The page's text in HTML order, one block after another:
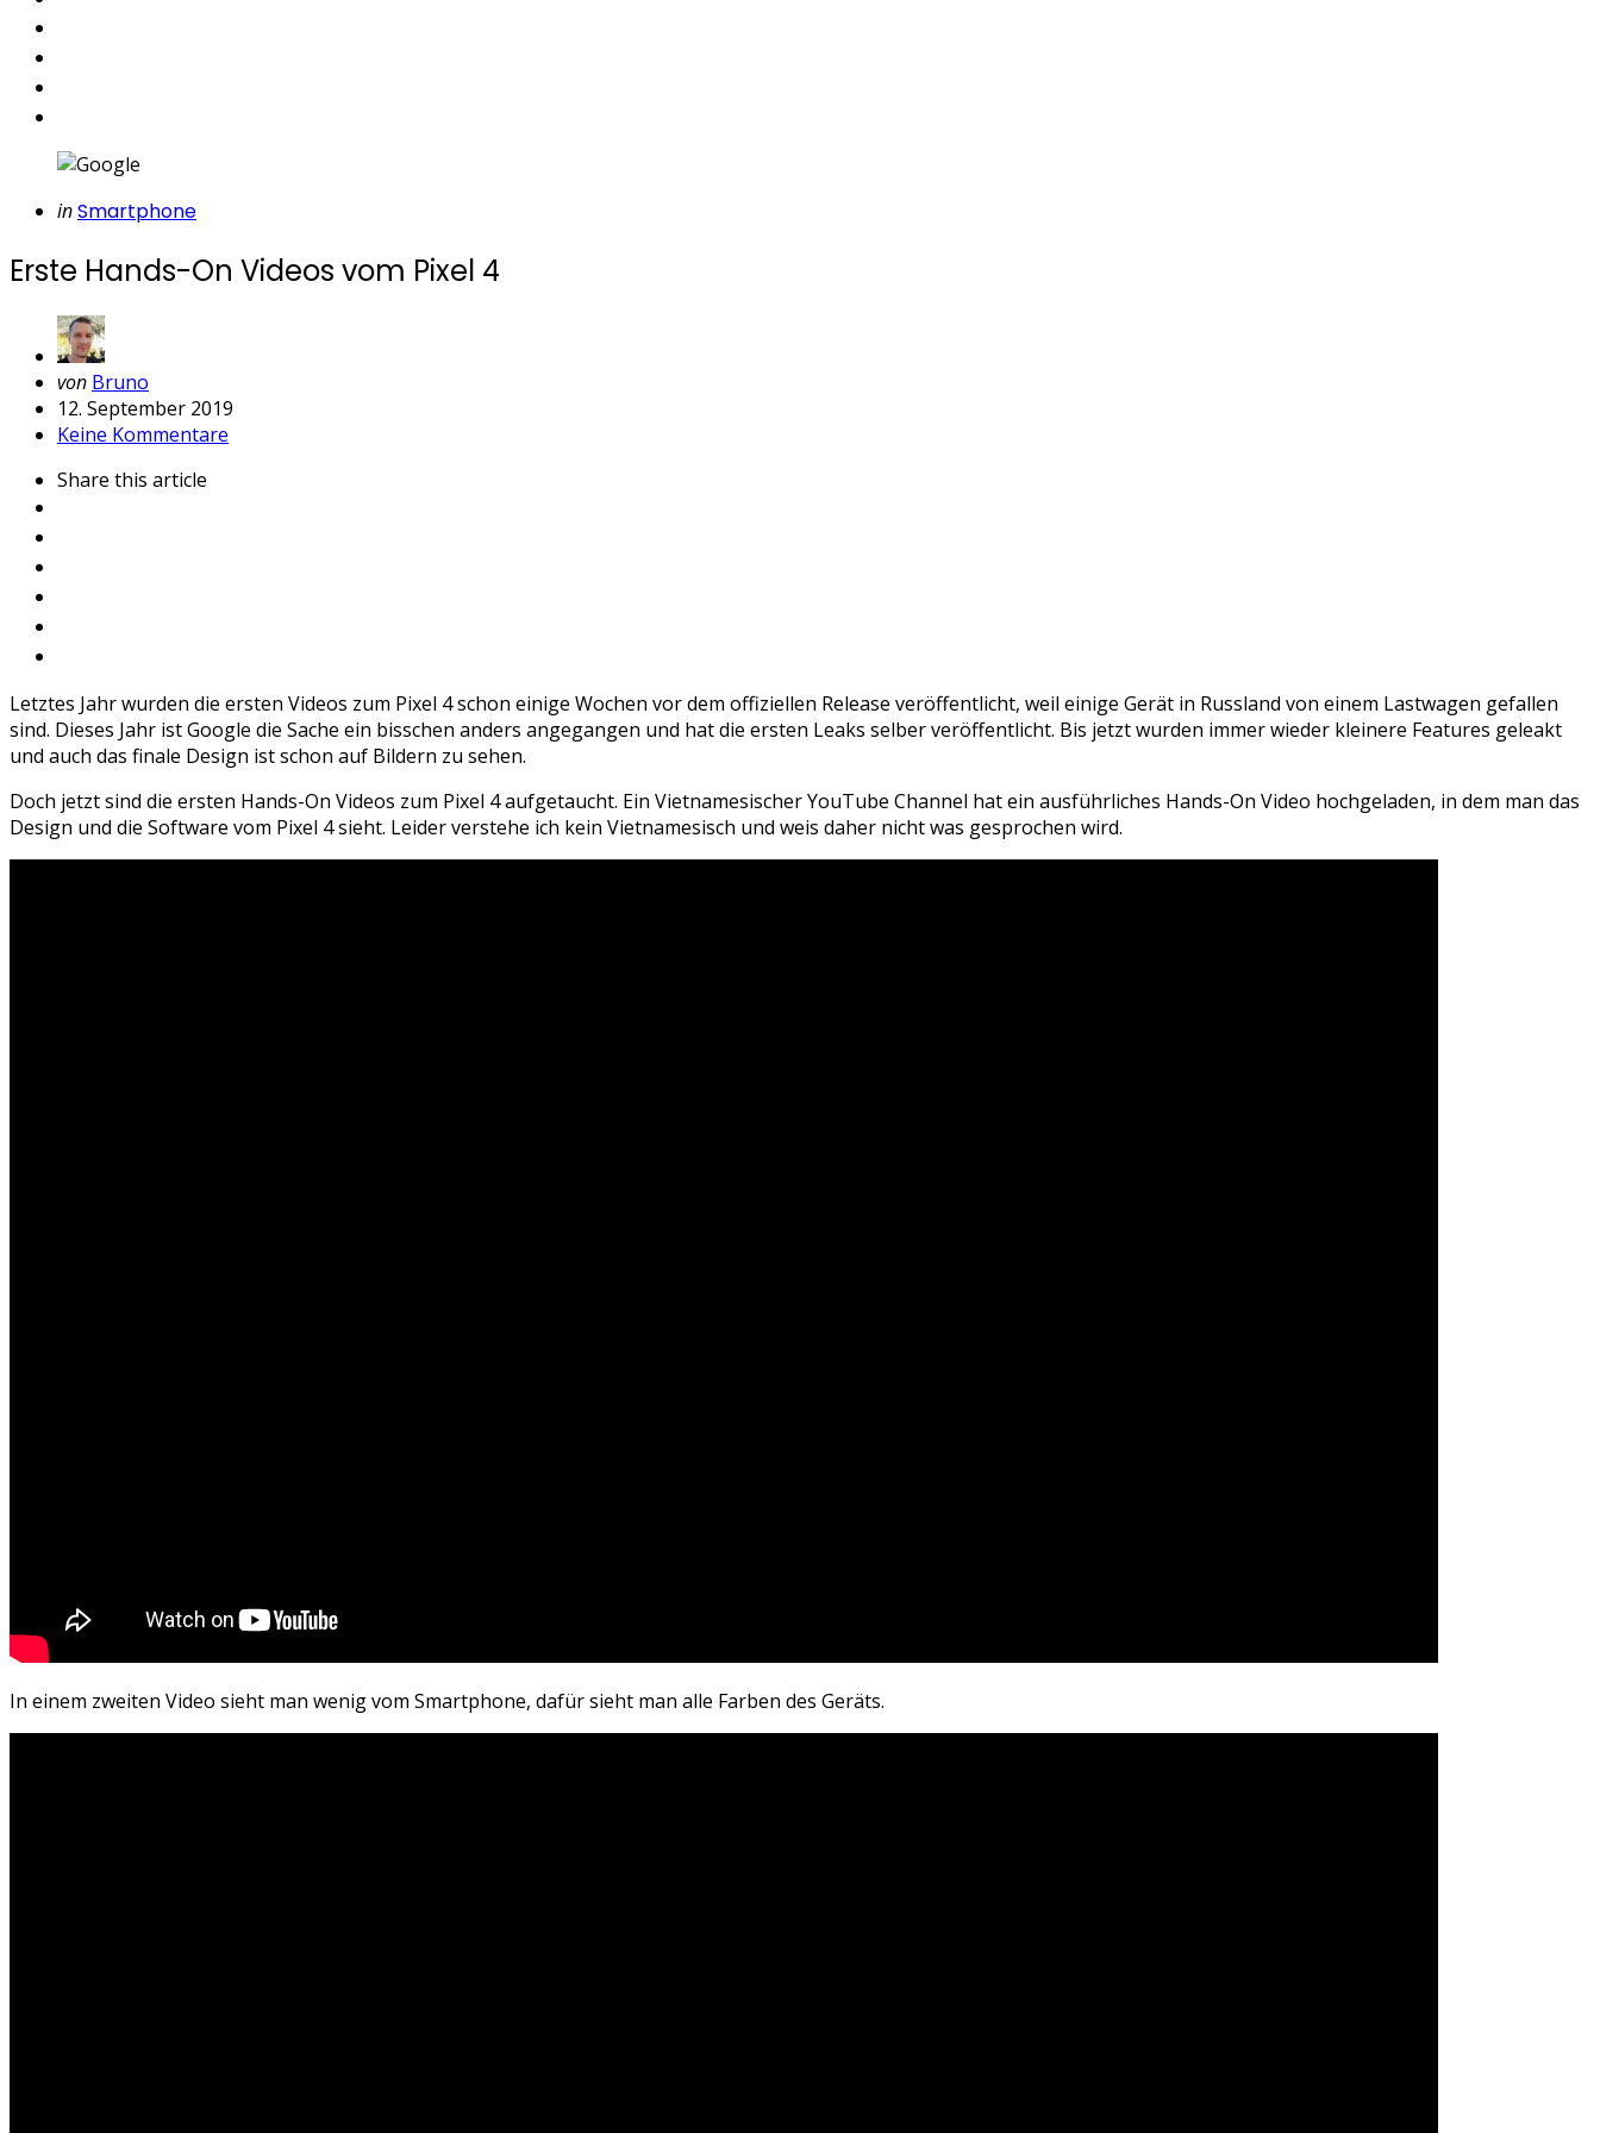
Categories
Posted
inSmartphone
Erste Hands-On Videos vom Pixel 4
Geschrieben
von
von Bruno
12. September 2019
Keine Kommentare
Share this article
Letztes Jahr wurden die ersten Videos zum Pixel 4 schon einige Wochen vor dem offiziellen Release veröffentlicht, weil einige Gerät in Russland von einem Lastwagen gefallen
sind. Dieses Jahr ist Google die Sache ein bisschen anders angegangen und hat die ersten Leaks selber veröffentlicht. Bis jetzt wurden immer wieder kleinere Features geleakt
und auch das finale Design ist schon auf Bildern zu sehen.
Doch jetzt sind die ersten Hands-On Videos zum Pixel 4 aufgetaucht. Ein Vietnamesischer YouTube Channel hat ein ausführliches Hands-On Video hochgeladen, in dem man das
Design und die Software vom Pixel 4 sieht. Leider verstehe ich kein Vietnamesisch und weis daher nicht was gesprochen wird.
In einem zweiten Video sieht man wenig vom Smartphone, dafür sieht man alle Farben des Geräts.